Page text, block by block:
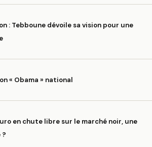
: Tebboune dévoile sa vision pour une
« Obama » national
en chute libre sur le marché noir, une
?